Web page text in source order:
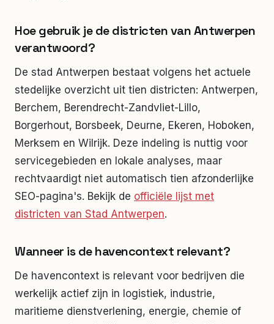
Hoe gebruik je de districten van Antwerpen
verantwoord?
De stad Antwerpen bestaat volgens het actuele
stedelijke overzicht uit tien districten: Antwerpen,
Berchem, Berendrecht-Zandvliet-Lillo,
Borgerhout, Borsbeek, Deurne, Ekeren, Hoboken,
Merksem en Wilrijk. Deze indeling is nuttig voor
servicegebieden en lokale analyses, maar
rechtvaardigt niet automatisch tien afzonderlijke
SEO-pagina's. Bekijk de officiële lijst met
districten van Stad Antwerpen.
Wanneer is de havencontext relevant?
De havencontext is relevant voor bedrijven die
werkelijk actief zijn in logistiek, industrie,
maritieme dienstverlening, energie, chemie of